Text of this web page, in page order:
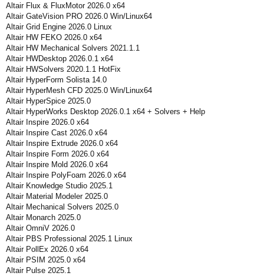
Altair Flux & FluxMotor 2026.0 x64
Altair GateVision PRO 2026.0 Win/Linux64
Altair Grid Engine 2026.0 Linux
Altair HW FEKO 2026.0 x64
Altair HW Mechanical Solvers 2021.1.1
Altair HWDesktop 2026.0.1 x64
Altair HWSolvers 2020.1.1 HotFix
Altair HyperForm Solista 14.0
Altair HyperMesh CFD 2025.0 Win/Linux64
Altair HyperSpice 2025.0
Altair HyperWorks Desktop 2026.0.1 x64 + Solvers + Help
Altair Inspire 2026.0 x64
Altair Inspire Cast 2026.0 x64
Altair Inspire Extrude 2026.0 x64
Altair Inspire Form 2026.0 x64
Altair Inspire Mold 2026.0 x64
Altair Inspire PolyFoam 2026.0 x64
Altair Knowledge Studio 2025.1
Altair Material Modeler 2025.0
Altair Mechanical Solvers 2025.0
Altair Monarch 2025.0
Altair OmniV 2026.0
Altair PBS Professional 2025.1 Linux
Altair PollEx 2026.0 x64
Altair PSIM 2025.0 x64
Altair Pulse 2025.1